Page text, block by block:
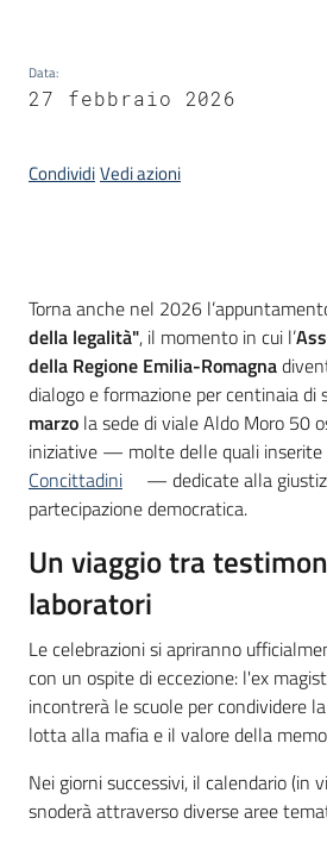
Data:
27 febbraio 2026
CondividiVedi azioni
Introduzione
Torna anche nel 2026
della legalità", il momento in cui l’
della Regione Emilia-Romagna
dialogo e formazione per centinaia di
marzo la sede di viale Aldo Moro 50
iniziative — molte delle quali inserite
Concittadini
— dedicate alla
partecipazione democratica.
Un viaggio tra
laboratori
Le celebrazioni si apriranno
con un ospite di eccezione: l'ex
incontrerà le scuole per condividere
lotta alla mafia e il valore della
Nei giorni successivi, il calendario (in
snoderà attraverso diverse aree